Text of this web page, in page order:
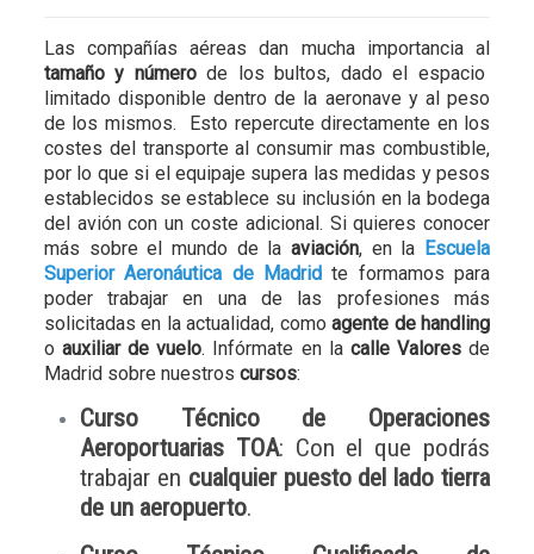
Las compañías aéreas dan mucha importancia al
tamaño y númerode los bultos, dado el espacio
limitado disponible dentro de la aeronave y al peso
de los mismos. Esto repercute directamente en los
costes del transporte al consumir mas combustible,
por lo que si el equipaje supera las medidas y pesos
establecidos se establece su inclusión en la bodega
del avión con un coste adicional. Si quieres conocer
más sobre el mundo de laaviación, en la Escuela
Superior Aeronáutica de Madrid te formamos para
poder trabajar en una de las profesiones más
solicitadas en la actualidad, comoagente de handling
o auxiliar de vuelo. Infórmate en la calle Valores de
Madrid sobre nuestros cursos:
Curso Técnico de Operaciones
Aeroportuarias TOA: Con el que podrás
trabajar en cualquier puesto del lado tierra
de un aeropuerto.